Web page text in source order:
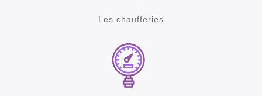
Les chaufferies